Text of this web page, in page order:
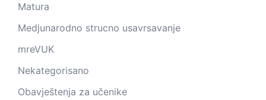
Matura
Medjunarodno strucno usavrsavanje
mreVUK
Nekategorisano
Obavještenja za učenike